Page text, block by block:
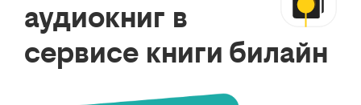
аудиокниг в
сервисе книги билайн